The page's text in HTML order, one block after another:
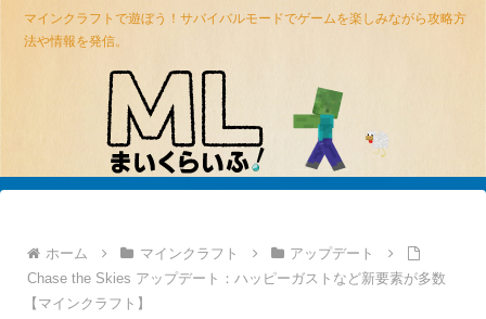
マインクラフトで遊ぼう！サバイバルモードでゲームを楽しみながら攻略方
法や情報を発信。
ホーム マインクラフト
アップデート
Chase the Skies アップデート：ハッピーガストなど新要素が多数
【マインクラフト】